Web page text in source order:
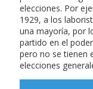
elecciones. Por
1929, a los
una mayoría, por
partido en el
pero no se tienen
elecciones